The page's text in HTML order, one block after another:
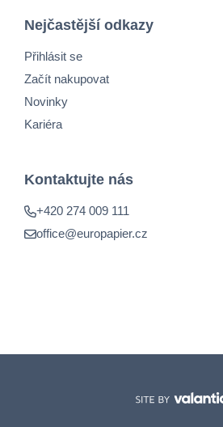
Nejčastější odkazy
Přihlásit se
Začít nakupovat
Novinky
Kariéra
Kontaktujte nás
+420 274 009 111
office@europapier.cz